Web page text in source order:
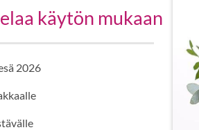
käytön mukaan
2026